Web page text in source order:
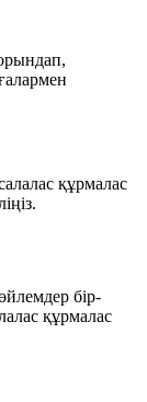
құрмалас
бір-
құрмалас